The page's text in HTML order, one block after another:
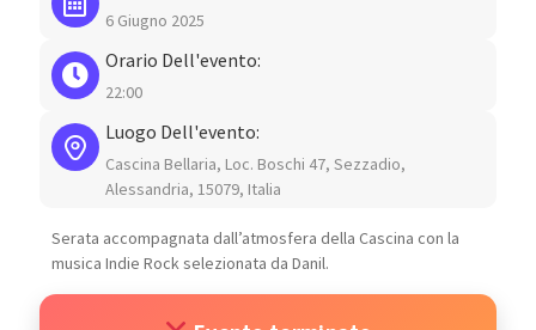
6 Giugno 2025
Orario Dell'evento:
22:00
Luogo Dell'evento:
Cascina Bellaria, Loc. Boschi 47, Sezzadio,
Alessandria, 15079, Italia
Serata accompagnata dall’atmosfera della Cascina con la
musica Indie Rock selezionata da Danil.